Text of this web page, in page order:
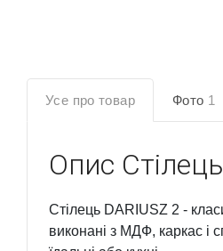
Усе про товар Фото 1
Опис
Стілець DARIUSZ 2 -
виконані з МДФ, каркас і